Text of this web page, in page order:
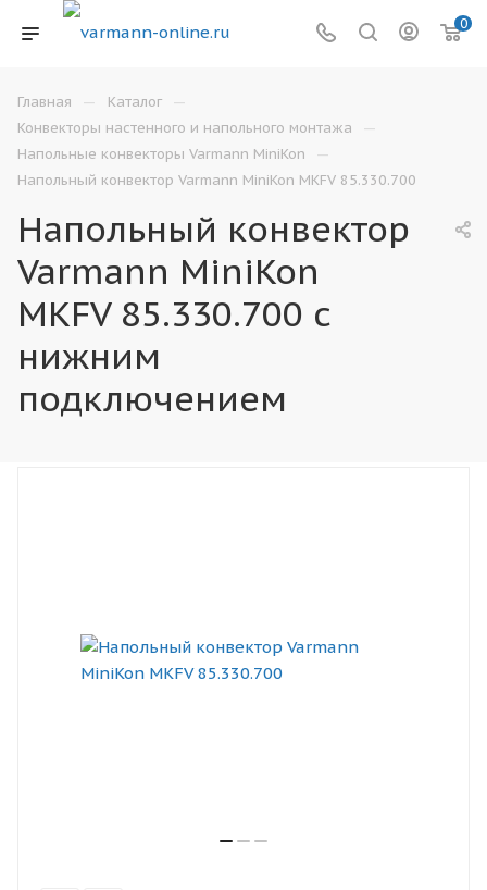
0
Главная — Каталог —
Конвекторы настенного и напольного монтажа —
Напольные конвекторы Varmann MiniKon —
Напольный конвектор Varmann MiniKon MKFV 85.330.700
Напольный конвектор
Varmann MiniKon
MKFV 85.330.700 с
нижним
подключением